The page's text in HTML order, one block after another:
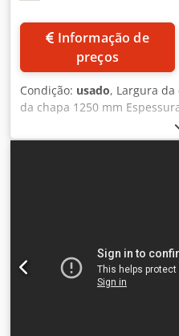
preços
Condição: usado, Largura
da chapa 1250 mm
mesa 1600 x 1050 mm
máximo de estampagem
25 t Codsxfb Hmjpfx Aptorf